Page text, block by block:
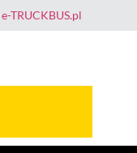
TRUCKBUS.pl